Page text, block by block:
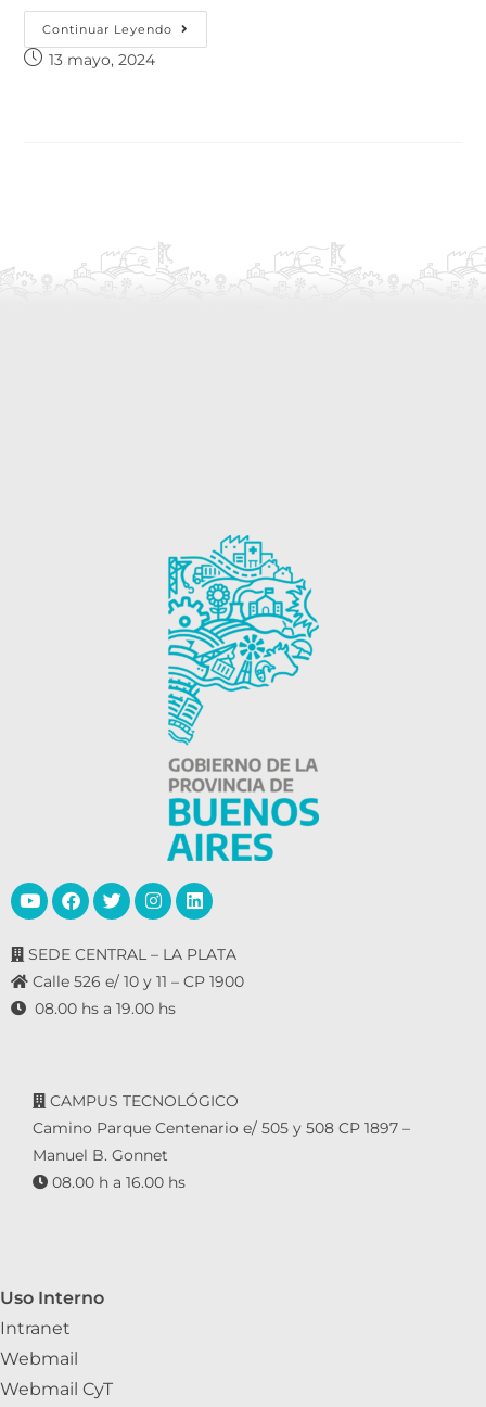
Continuar Leyendo
13 mayo, 2024
SEDE CENTRAL – LA PLATA
Calle 526 e/ 10 y 11 – CP 1900
08.00 hs a 19.00 hs
CAMPUS TECNOLÓGICO
Camino Parque Centenario e/ 505 y 508 CP 1897 –
Manuel B. Gonnet
08.00 h a 16.00 hs
Uso Interno
Intranet
Webmail
Webmail CyT